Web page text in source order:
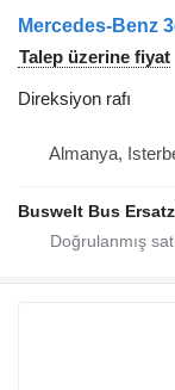
Talep üzerine fiyat
Direksiyon rafı
Almanya,
Buswelt Bus